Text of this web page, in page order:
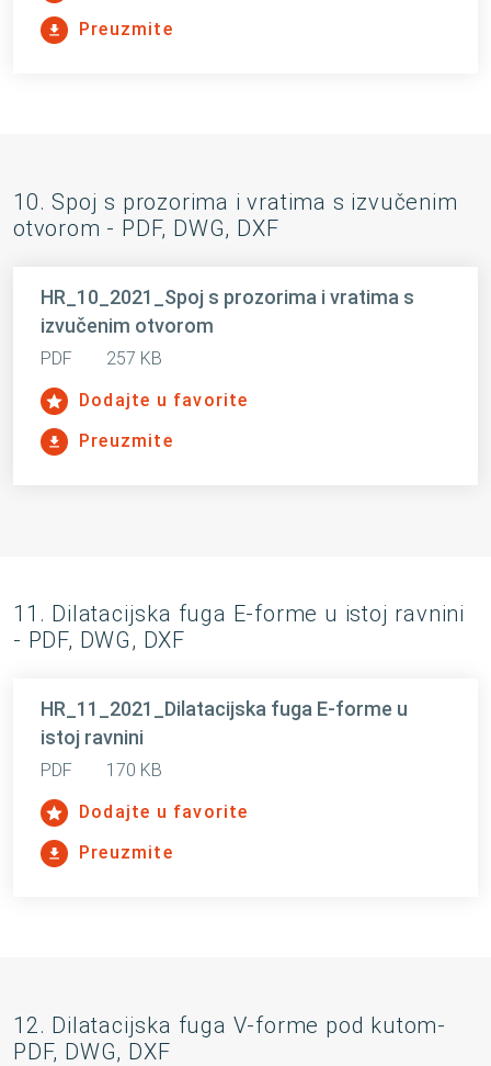
Preuzmite
10. Spoj s prozorima i vratima s izvučenim
otvorom - PDF, DWG, DXF
HR_10_2021_Spoj s prozorima i vratima s
izvučenim otvorom
PDF
257 KB
Dodajte u favorite
Preuzmite
11. Dilatacijska fuga E-forme u istoj ravnini
- PDF, DWG, DXF
HR_11_2021_Dilatacijska fuga E-forme u
istoj ravnini
PDF
170 KB
Dodajte u favorite
Preuzmite
12. Dilatacijska fuga V-forme pod kutom-
PDF, DWG, DXF